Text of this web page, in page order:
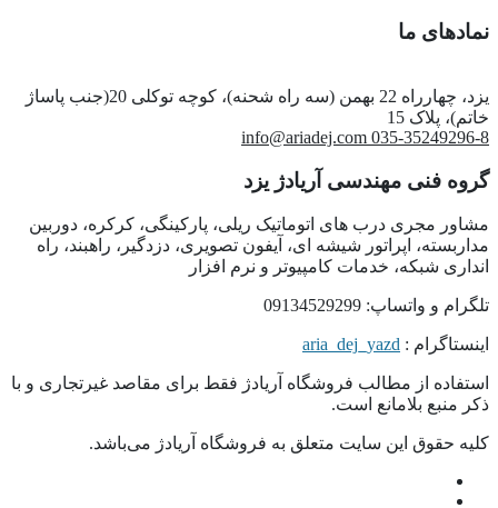
نمادهای ما
یزد، چهارراه 22 بهمن (سه راه شحنه)، کوچه توکلی 20(جنب پاساژ
خاتم)، پلاک 15
035-35249296-8
info@ariadej.com
گروه فنی مهندسی آریادژ یزد
مشاور مجری درب های اتوماتیک ریلی، پارکینگی، کرکره، دوربین
مداربسته، اپراتور شیشه ای، آیفون تصویری، دزدگیر، راهبند، راه
انداری شبکه، خدمات کامپیوتر و نرم افزار
تلگرام و واتساپ: 09134529299
اینستاگرام : aria_dej_yazd
استفاده از مطالب فروشگاه آریادژ فقط برای مقاصد غیرتجاری و با
ذکر منبع بلامانع است.
کلیه حقوق این سایت متعلق به فروشگاه آریادژ می‌باشد.